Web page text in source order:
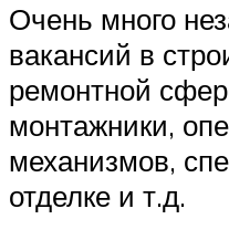
Очень много
вакансий в
ремонтной
монтажники,
механизмов,
отделке и т.д.